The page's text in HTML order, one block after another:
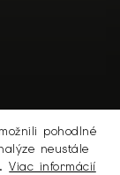
pohodlné
neustále
Viac informácií